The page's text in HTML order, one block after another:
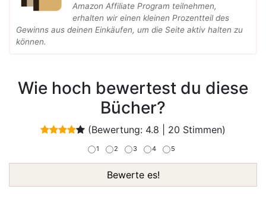
Amazon Affiliate Program teilnehmen,
erhalten wir einen kleinen Prozentteil des
Gewinns aus deinen Einkäufen, um die Seite aktiv halten zu
können.
Wie hoch bewertest du diese
Bücher?
(Bewertung: 4.8 20 Stimmen)
1 2 3 4 5
Bewerte es!